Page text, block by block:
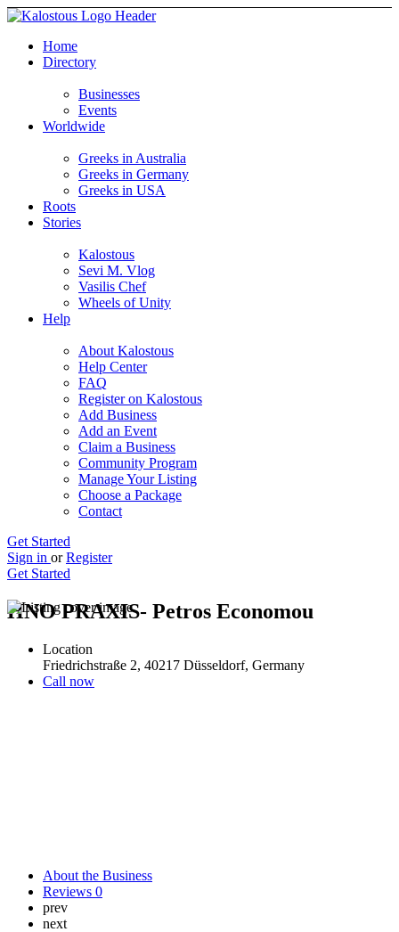
Home
Directory
Businesses
Events
Worldwide
Greeks in Australia
Greeks in Germany
Greeks in USA
Roots
Stories
Kalostous
Sevi M. Vlog
Vasilis Chef
Wheels of Unity
Help
About Kalostous
Help Center
FAQ
Register on Kalostous
Add Business
Add an Event
Claim a Business
Community Program
Manage Your Listing
Choose a Package
Contact
Get Started
Sign in or Register
Get Started
HNO PRAXIS- Petros Economou
Location
Friedrichstraße 2, 40217 Düsseldorf, Germany
Call now
About the Business
Reviews 0
prev
next